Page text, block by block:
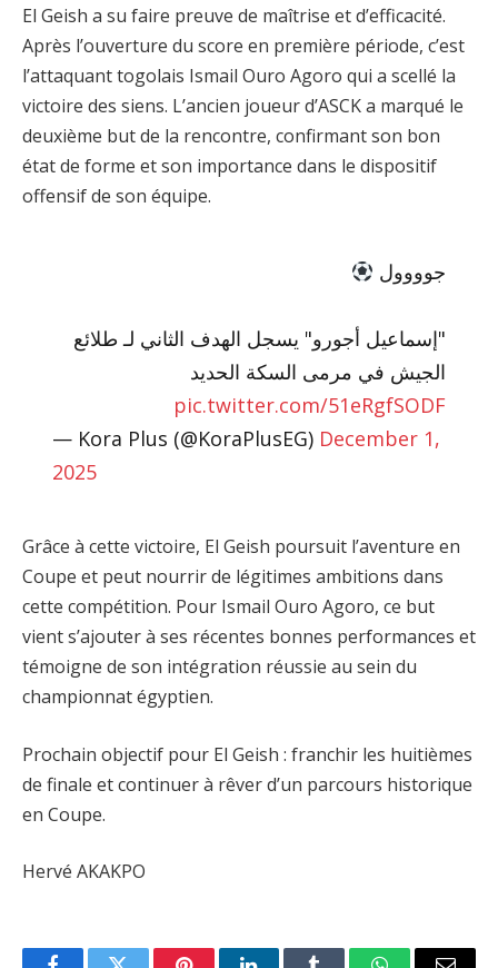
El Geish a su faire preuve de maîtrise et d’efficacité.
Après l’ouverture du score en première période, c’est
l’attaquant togolais Ismail Ouro Agoro qui a scellé la
victoire des siens. L’ancien joueur d’ASCK a marqué le
deuxième but de la rencontre, confirmant son bon
état de forme et son importance dans le dispositif
offensif de son équipe.
جوووول
"إسماعيل أجورو" يسجل الهدف الثاني لـ طلائع
الجيش في مرمى السكة الحديد
pic.twitter.com/51eRgfSODF
— Kora Plus (@KoraPlusEG) December 1,
2025
Grâce à cette victoire, El Geish poursuit l’aventure en
Coupe et peut nourrir de légitimes ambitions dans
cette compétition. Pour Ismail Ouro Agoro, ce but
vient s’ajouter à ses récentes bonnes performances et
témoigne de son intégration réussie au sein du
championnat égyptien.
Prochain objectif pour El Geish : franchir les huitièmes
de finale et continuer à rêver d’un parcours historique
en Coupe.
Hervé AKAKPO